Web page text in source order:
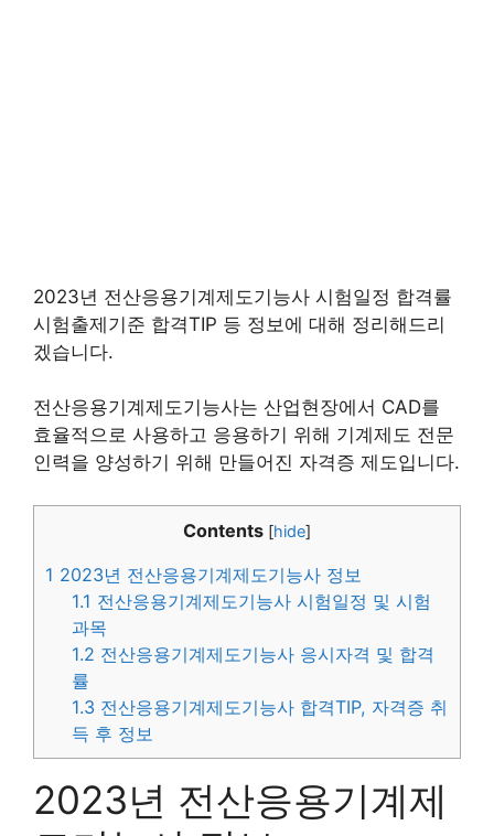
2023년 전산응용기계제도기능사 시험일정 합격률
시험출제기준 합격TIP 등 정보에 대해 정리해드리
겠습니다.
전산응용기계제도기능사는 산업현장에서 CAD를
효율적으로 사용하고 응용하기 위해 기계제도 전문
인력을 양성하기 위해 만들어진 자격증 제도입니다.
Contents [hide]
1 2023년 전산응용기계제도기능사 정보
1.1 전산응용기계제도기능사 시험일정 및 시험
과목
1.2 전산응용기계제도기능사 응시자격 및 합격
률
1.3 전산응용기계제도기능사 합격TIP, 자격증 취
득 후 정보
2023년 전산응용기계제